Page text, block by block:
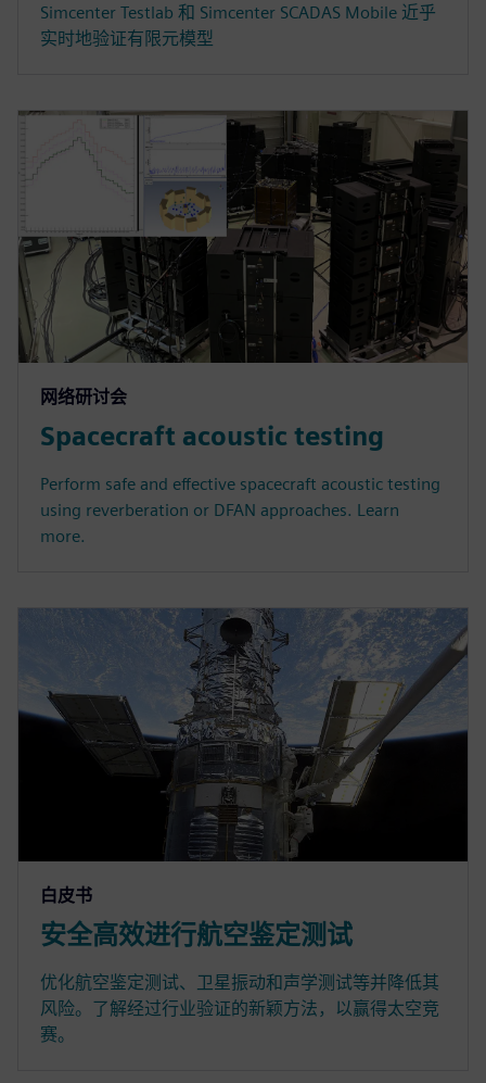
Simcenter Testlab 和 Simcenter SCADAS Mobile 近乎
实时地验证有限元模型
网络研讨会
Spacecraft acoustic testing
Perform safe and effective spacecraft acoustic testing
using reverberation or DFAN approaches. Learn
more.
白皮书
安全高效进行航空鉴定测试
优化航空鉴定测试、卫星振动和声学测试等并降低其
风险。了解经过行业验证的新颖方法，以赢得太空竞
赛。